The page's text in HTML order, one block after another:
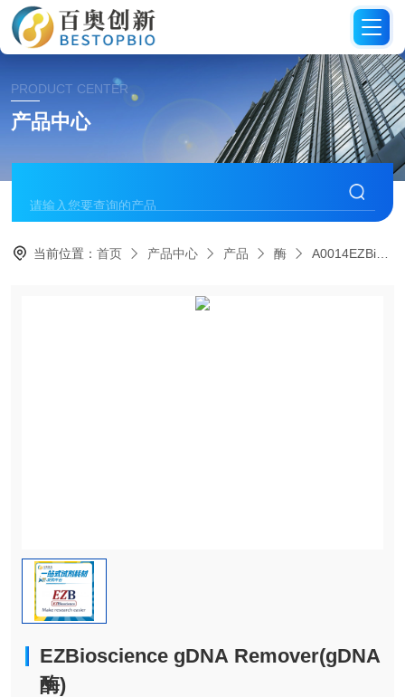
PRODUCT CENTER
产品中心
当前位置：首页 产品中心 产品 酶 A0014EZBioscience gDNA Remover(gDNA酶)
EZBioscience gDNA Remover(gDNA
酶)